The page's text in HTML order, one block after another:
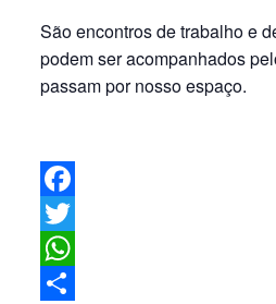
São encontros de trabalho e
podem ser acompanhados
passam por nosso espaço.
Facebook
Twitter
WhatsApp